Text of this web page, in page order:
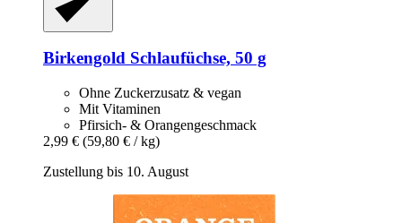
Birkengold Schlaufüchse, 50 g
Ohne Zuckerzusatz & vegan
Mit Vitaminen
Pfirsich- & Orangengeschmack
2,99 € (59,80 € / kg)
Zustellung bis 10. August